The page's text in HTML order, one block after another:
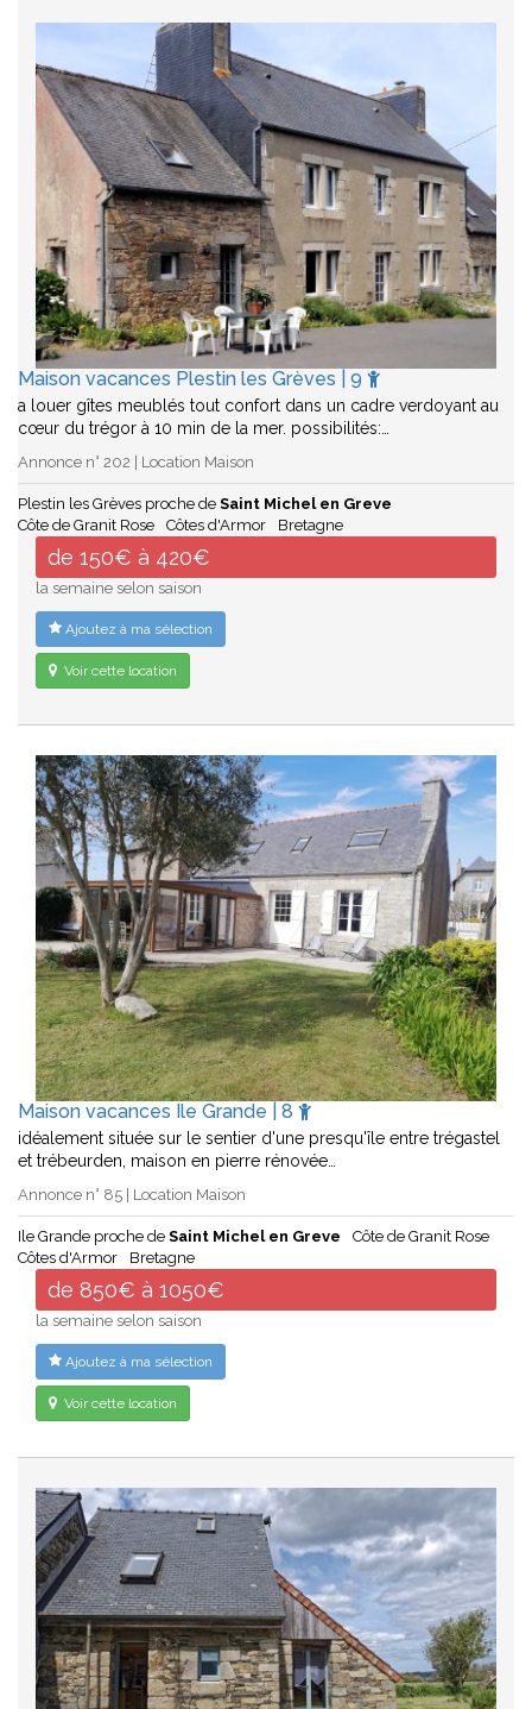
Maison vacances Plestin les Grèves | 9
a louer gîtes meublés tout confort dans un cadre verdoyant au
cœur du trégor à 10 min de la mer. possibilités:…
Annonce n° 202 | Location Maison
Plestin les Grèves proche de Saint Michel en Greve
Côte de Granit Rose
Côtes d'Armor Bretagne
de 150€ à 420€
la semaine selon saison
Ajoutez à ma sélection
Voir cette location
Maison vacances Ile Grande | 8
idéalement située sur le sentier d'une presqu'île entre trégastel
et trébeurden, maison en pierre rénovée…
Annonce n° 85 | Location Maison
Ile Grande proche de Saint Michel en Greve
Côte de Granit Rose
Côtes d'Armor
Bretagne
de 850€ à 1050€
la semaine selon saison
Ajoutez à ma sélection
Voir cette location